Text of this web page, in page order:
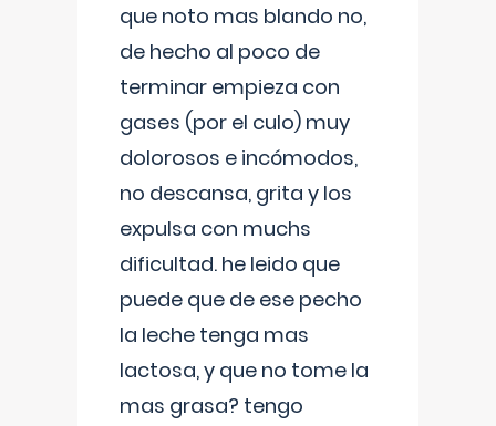
que noto mas blando no,
de hecho al poco de
terminar empieza con
gases (por el culo) muy
dolorosos e incómodos,
no descansa, grita y los
expulsa con muchs
dificultad. he leido que
puede que de ese pecho
la leche tenga mas
lactosa, y que no tome la
mas grasa? tengo